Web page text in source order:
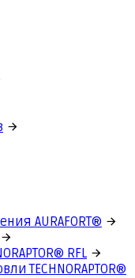
AURAFORT®
RFL
TECHNORAPTOR®